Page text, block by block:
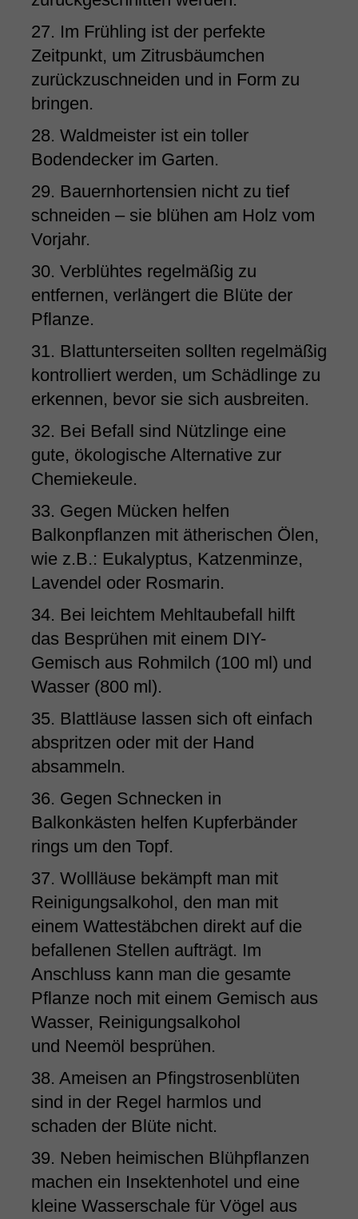
27. Im Frühling ist der perfekte
Zeitpunkt, um Zitrusbäumchen
zurückzuschneiden und in Form zu
bringen.
28. Waldmeister ist ein toller
Bodendecker im Garten.
29. Bauernhortensien nicht zu tief
schneiden – sie blühen am Holz vom
Vorjahr.
30. Verblühtes regelmäßig zu
entfernen, verlängert die Blüte der
Pflanze.
31. Blattunterseiten sollten regelmäßig
kontrolliert werden, um Schädlinge zu
erkennen, bevor sie sich ausbreiten.
32. Bei Befall sind Nützlinge eine
gute, ökologische Alternative zur
Chemiekeule.
33. Gegen Mücken helfen
Balkonpflanzen mit ätherischen Ölen,
wie z.B.: Eukalyptus, Katzenminze,
Lavendel oder Rosmarin.
34. Bei leichtem Mehltaubefall hilft
das Besprühen mit einem DIY-
Gemisch aus Rohmilch (100 ml) und
Wasser (800 ml).
35. Blattläuse lassen sich oft einfach
abspritzen oder mit der Hand
absammeln.
36. Gegen Schnecken in
Balkonkästen helfen Kupferbänder
rings um den Topf.
37. Wollläuse bekämpft man mit
Reinigungsalkohol, den man mit
einem Wattestäbchen direkt auf die
befallenen Stellen aufträgt. Im
Anschluss kann man die gesamte
Pflanze noch mit einem Gemisch aus
Wasser, Reinigungsalkohol
und Neemöl besprühen.
38. Ameisen an Pfingstrosenblüten
sind in der Regel harmlos und
schaden der Blüte nicht.
39. Neben heimischen Blühpflanzen
machen ein Insektenhotel und eine
kleine Wasserschale für Vögel aus